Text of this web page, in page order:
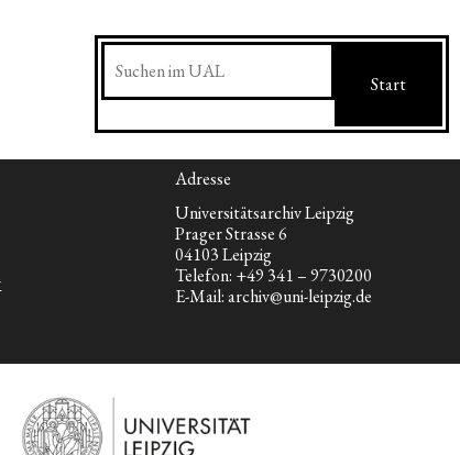
Suchen
Start
Adresse
Universitätsarchiv Leipzig
Prager Strasse 6
04103 Leipzig
Telefon: +49 341 – 9730200
E-Mail: archiv@uni-leipzig.de